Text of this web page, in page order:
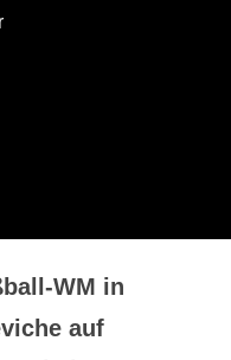
WM in
auf